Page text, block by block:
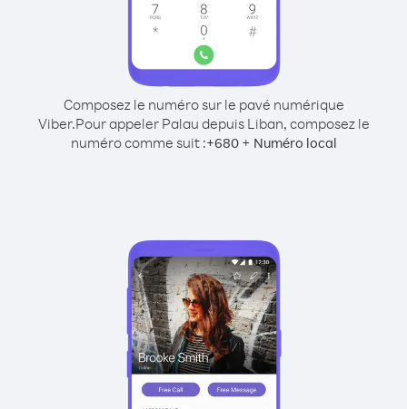
Composez le numéro sur le pavé numérique
Viber.Pour appeler Palau depuis Liban, composez le
numéro comme suit :+680+ Numéro local